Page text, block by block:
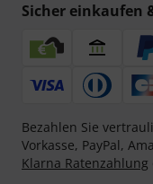
Sicher einkaufen
Bezahlen Sie
Vorkasse, PayPal,
Klarna Ratenzahlung